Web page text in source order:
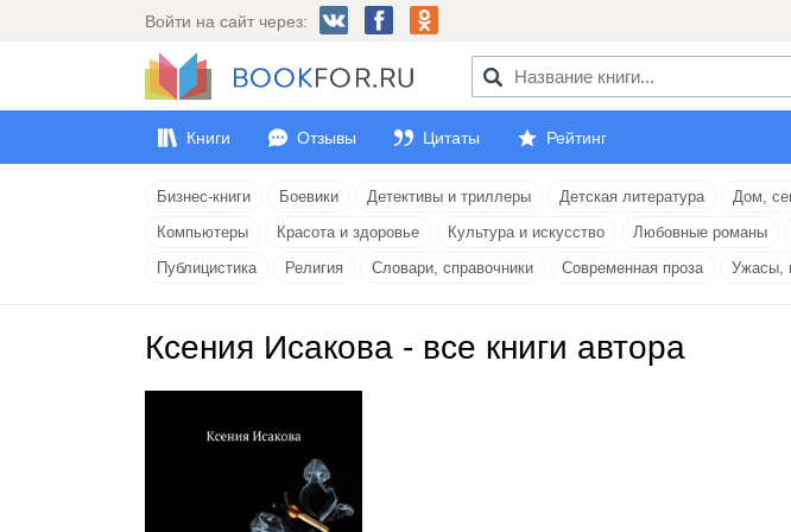
Войти на сайт через:
Книги Отзывы Цитаты Рейтинг
Бизнес-книги Боевики Детективы и триллеры Детская литература Дом,
Компьютеры
Красота и здоровье Культура и искусство Любовные романы
Публицистика
Религия Словари, справочники Современная проза Ужасы,
Ксения Исакова - все книги автора